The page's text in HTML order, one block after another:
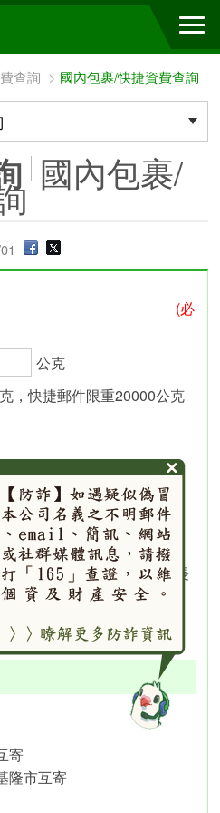
查詢 > 國內包裹/快捷資費查詢
國內包裹/
(必
公克
，快捷郵件限重20000公克
×
×
邊最大尺寸不逾45公分、長
徑於寬,高欄位)
寄
隆市互寄